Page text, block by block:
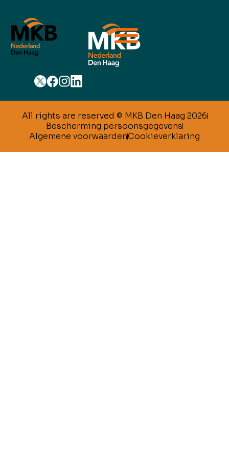
All rights are reserved © MKB Den Haag 2026
Bescherming persoonsgegevens
Algemene voorwaardenCookieverklaring